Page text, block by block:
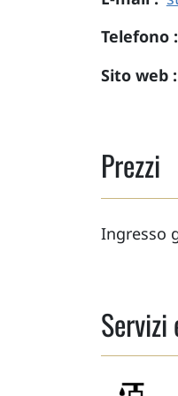
Telefono
Sito web
Prezzi
Ingresso